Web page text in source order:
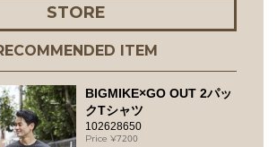
STORE
ITEM
BIGMIKE×GO OUT 2パッ
クTシャツ
102628650
7200